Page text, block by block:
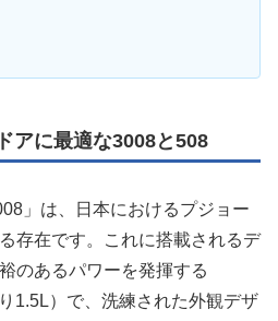
アに最適な3008と508
」は、日本におけるプジョー
存在です。これに搭載されるデ
のあるパワーを発揮する
1.5L）で、洗練された外観デザ